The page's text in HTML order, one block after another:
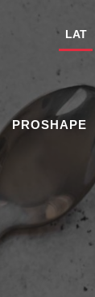
LAT
PROSHAPE